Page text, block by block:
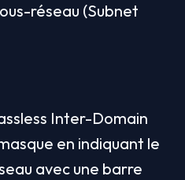
réseau (Subnet
Inter-Domain
en indiquant le
avec une barre